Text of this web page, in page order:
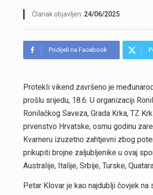
Članak objavljen: 24/06/2025
Podijeli na Facebook
Protekli vikend završeno je
prošlu srijedu, 18.6. U organizaciji
Ronilačkog Saveza, Grada Krka, TZ
prvenstvo Hrvatske, osmu godinu
Kvarneru izuzetno zahtjevni zbog
prikupiti brojne zaljubljenike u ovaj
Australije, Italije, Srbije, Turske,
Petar Klovar je kao najdublji čovjek